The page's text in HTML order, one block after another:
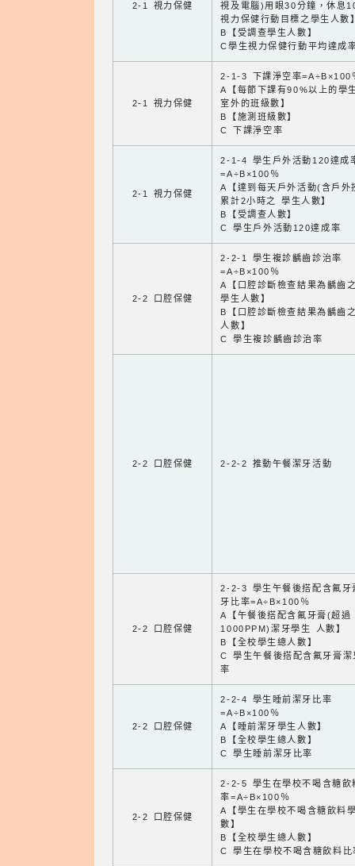
2-1 視力保健
視及電腦)用眼30分鐘，休息
視力保健行動目標之學生人數
B【受調查學生人數】
C學生視力保健行動平均達成
2-1 視力保健
2-1-3 下課淨空率=A÷B×100
A【每節下課有90%以上的學
室外的班級數】
B【施測班級數】
C 下課淨空率
2-1 視力保健
2-1-4 學生戶外活動120達成
=A÷B×100％
A【達到每天戶外活動(含戶外
累計2小時之 學生人數】
B【受調查人數】
C 學生戶外活動120達成率
2-2 口腔保健
2-2-1 學生複診齲齒診治率
=A÷B×100％
A【口腔診斷檢查結果為齲齒
學生人數】
B【口腔診斷檢查結果為齲齒
人數】
C 學生複診齲齒診治率
2-2 口腔保健 2-2-2 推動午餐潔牙活動
2-2 口腔保健
2-2-3 學生午餐後搭配含氟牙
牙比率=A÷B×100％
A【午餐後搭配含氟牙膏(超過
1000PPM)潔牙學生 人數】
B【全校學生總人數】
C 學生午餐後搭配含氟牙膏潔
率
2-2 口腔保健
2-2-4 學生睡前潔牙比率
=A÷B×100％
A【睡前潔牙學生人數】
B【全校學生總人數】
C 學生睡前潔牙比率
2-2 口腔保健
2-2-5 學生在學校不喝含糖飲
率=A÷B×100％
A【學生在學校不喝含糖飲料
數】
B【全校學生總人數】
C 學生在學校不喝含糖飲料比